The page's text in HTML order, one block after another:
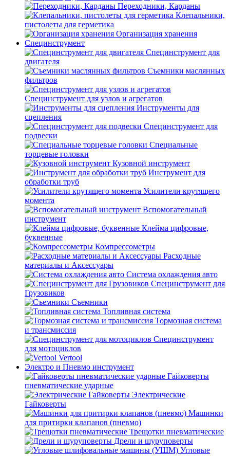
Переходники, Карданы
Клепальники,
пистолеты для герметика
Организация хранения
Специнструмент
Специнструмент для
двигателя
Съемники маслянных
фильтров
Специнструмент для узлов и агрегатов
Инструменты для
сцепления
Специнструмент для
подвески
Специальные
торцевые головки
Кузовной инструмент
Инструмент для
обработки труб
Усилители крутящего
момента
Вспомогательный
инструмент
Клейма цифровые,
буквенные
Компрессометры
Расходные
материалы и Аксессуары
Система охлаждения авто
Специнструмент для
Грузовиков
Съемники
Топливная система
Тормозная система
и трансмиссия
Специнструмент
для мотоциклов
Vertool
Электро и Пневмо инструмент
Гайковерты
пневматические ударные
Электрические
Гайковерты
Машинки
для притирки клапанов (пневмо)
Трещотки пневматические
Дрели и шуруповерты
Угловые